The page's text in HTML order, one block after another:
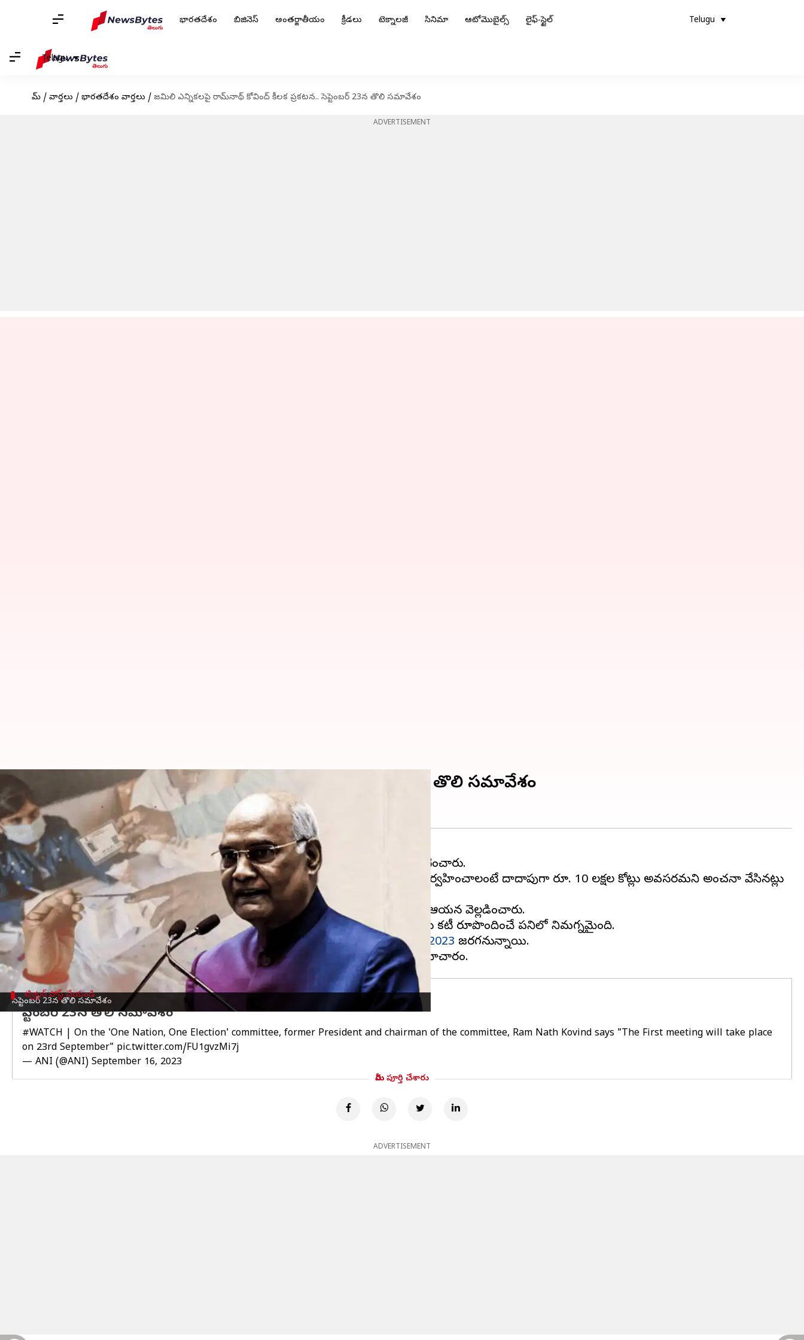
భారతదేశం బిజినెస్ అంతర్జాతీయం క్రీడలు టెక్నాలజీ సినిమా ఆటోమొబైల్స్ లైఫ్-స్టైల్ Telugu
Telugu
హోమ్ / వార్తలు / భారతదేశం వార్తలు / జమిలి ఎన్నికలపై రామ్‌నాథ్‌ కోవింద్ కీలక ప్రకటన.. సెప్టెంబర్ 23న తొలి సమావేశం
ADVERTISEMENT
సెప్టెంబర్ 23న తొలి సమావేశం
జమిలి ఎన్నికలపై రామ్‌నాథ్‌ కోవింద్ కీలక ప్రకటన.. సెప్టెంబర్ 23న తొలి సమావేశం
వ్రాసిన వారు TEJAVYAS BESTHA Sep 16, 2023 04:31 pm
ఈ వార్తాకథనం ఏంటి
జమిలి ఎన్నికలకు సంబంధించిన కీలక అధ్యయన నివేదికను కమిటీ ఛైర్మన్
ప్రకటించారు.
ఈ మేరకు దేశంలోని 3 అంచెల్లో లోక్‌సభ నుంచి పంచాయతీ వరకు దశలవారీగా ఎన్నికలు నిర్వహించాలంటే దాదాపుగా రూ. 10 లక్షల కోట్లు అవసరమని అంచనా వేసినట్లు
తెలిపారు.
ఒకే దేశం,ఒకే ఎన్నికకు సంబంధించిన తొలి సమావేశం 2023 సెప్టెంబర్ 23న జరుగుతుందని ఆయన వెల్లడించారు.
దేశవ్యాప్తంగా ఏకకాలంలో ఎన్నికల నిర్వహణ చేపట్టేందుకు, కావాల్సిన నియమ నిబంధనలను కమిటీ రూపొందించే పనిలో నిమగ్నమైంది.
వన్ నేషన్ వన్ ఎలక్షన్'కు సంబంధించి సెప్టెంబర్ 18 నుంచి
పార్లమెంట్ ప్రత్యేక సమావేశాలు 2023 జరగనున్నాయి.
ట్విట్టర్ పోస్ట్ చేయండి
సెప్టెంబర్ 23న తొలి సమావేశం
#WATCH | On the 'One Nation, One Election' committee, former President and chairman of the committee, Ram Nath Kovind says "The First meeting will take place
on 23rd September" pic.twitter.com/FU1gvzMi7j
— ANI (@ANI) September 16, 2023
మీరు పూర్తి చేశారు
ADVERTISEMENT